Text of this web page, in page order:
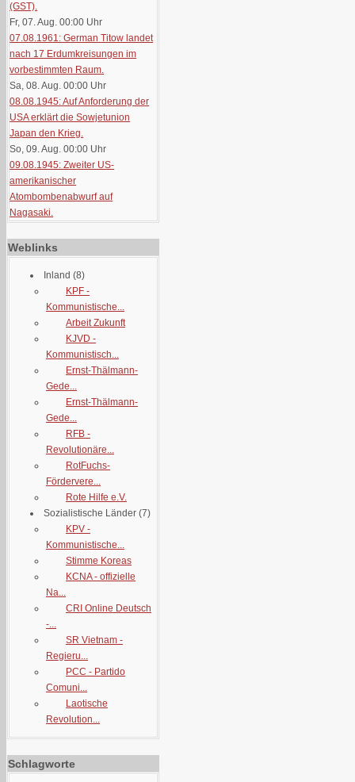
(GST).
Fr, 07. Aug. 00:00 Uhr
07.08.1961: German Titow landet
nach 17 Erdumkreisungen im
vorbestimmten Raum.
Sa, 08. Aug. 00:00 Uhr
08.08.1945: Auf Anforderung der
USA erklärt die Sowjetunion
Japan den Krieg.
So, 09. Aug. 00:00 Uhr
09.08.1945: Zweiter US-
amerikanischer
Atombombenabwurf auf
Nagasaki.
Weblinks
Inland (8)
KPF -
Kommunistische...
Arbeit Zukunft
KJVD -
Kommunistisch...
Ernst-Thälmann-
Gede...
Ernst-Thälmann-
Gede...
RFB -
Revolutionäre...
RotFuchs-
Fördervere...
Rote Hilfe e.V.
Sozialistische Länder (7)
KPV -
Kommunistische...
Stimme Koreas
KCNA - offizielle
Na...
CRI Online Deutsch
-...
SR Vietnam -
Regieru...
PCC - Partido
Comuni...
Laotische
Revolution...
Schlagworte